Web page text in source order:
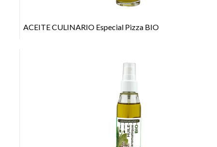
ACEITE CULINARIO Especial Pizza BIO
+